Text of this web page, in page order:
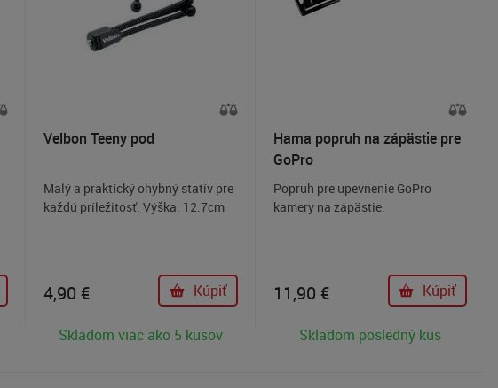
Velbon Teeny pod
Malý a praktický ohybný statív pre
každú príležitosť. Výška: 12.7cm
4,90 € Kúpiť
Skladom viac ako 5 kusov
Hama popruh na zápästie pre
GoPro
Popruh pre upevnenie GoPro
kamery na zápästie.
11,90 € Kúpiť
Skladom posledný kus